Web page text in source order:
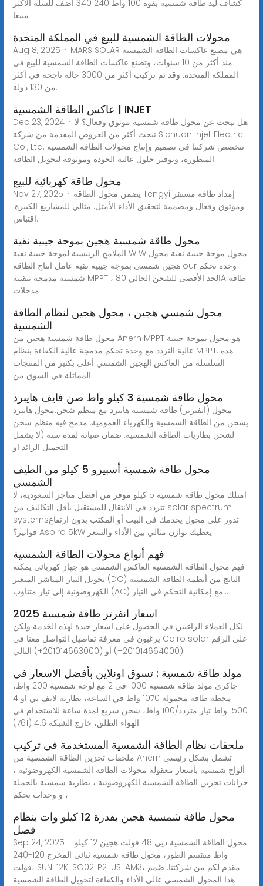
كشاف ليد طاقه شمسيه بقوة 100 واط 240 340 أضف للسلة الاكثر
مبيعا
محولات الطاقة الشمسية للبيع في المملكة المتحدة
Aug 8, 2025 · MARS SOLAR هي مصنع عاكسات الطاقة الشمسية
منذ أكثر من 10 سنوات، وتصنع عاكسات الطاقة الشمسية للبيع في
المملكة المتحدة. وقد تم تركيب أكثر من 3000 حالة ناجحة في أكثر
من 130 دولة.
عاكس الطاقة الشمسية | INJET
Dec 23, 2024 · هل تبحث عن محول طاقة شمسية موثوق وفعال؟ لا
تبحث أكثر من العروض المقدمة من شركة Sichuan Injet Electric
Co., Ltd. تتخصص شركتنا في تصميم وإنتاج محولات الطاقة الشمسية
المتطورة، وتوفير حلول عالية الجودة وموثوقة لتحويل الطاقة
محول طاقة كهربائية للبيع
Nov 27, 2025 · يضمن محول الطاقة Tengyi إمداد طاقة مستقر
وموثوق وفعال ومصممة لتحقيق الأداء الأمثل. مثالي للمشاريع الكبيرة.
اقتباس.
محول طاقة شمسية هجين بموجة جيبية نقية
الملامح الرئيسية لموجة جيبية نقية W W محول موجة جيبية نقية محول
هجين شمسي بموجة جيبية نقية عامل انتاج الطاقة our وحدة تحكم
شمسية مدمجة بتقنية MPPT ، الحد الأقصى للشحن الحالي 80A طاقة
مدخلات
محول شمسي هجين ، محول هجين لنظام الطاقة
الشمسية
محول طاقة شمسية هجين من Anern MPPT هو محول بموجة جيبية
عالية التردد مع وحدة تحكم مدمجة عالية الكفاءة بنظام MPPT. هذه
السلسلة من العاكس الهجين الشمسي أعلى بكثير من المنتجات
المماثلة في السوق من
محول طاقة شمسية 3 كيلو واط صن فايف هايبرد
محول (انفيرتر) طاقة شمسية هايبرد مع منظم شحن.محول هايبرد
يشحن من الطاقة الشمسية والكهرباء العمومية. مدمج فيه منظم شحن
لشحن بطاريات الطاقة الشمسية. ضمان صيانة لمدة سنة (لا يشمل
التحميل الزائد او
محول طاقة شمسية أسبيرو 5 كيلو من الطيف
الشمسي
امتلك محول طاقة شمسية 5 كيلو موفر من أفضل متاجر السعودية، لا
تتردد في الانتقال للمستقبل بأقل التكاليف من solar spectrum
systemsتدور على محول يخدمك في البيت أو المكتب بدون ارتفاع
فواتير؟ Aspiro 5kW يعطيك توازن مثالي بين الأداء والسعر
فهم أنواع محولات الطاقة الشمسية
فهم محول الطاقة الشمسية العاكس الشمسي هو جهاز كهربائي يمكنه
تحويل التيار المباشر المتغير (DC) الناتج من أنظمة الطاقة الشمسية
الكهروضوئية إلى تيار متناوب (AC) مع إمكانية التحكم في التيار...
اسعار انفرتر طاقة شمسية 2025
لكل العملاء الراغبين في الحصول على اسعار جيدة لهذه الخدمة ولكن
يرغبون في معرفة تفاصيل التواصل معنا في Cairo solar على الرقم
التالي (‎+201014663000) أو (‎+201014664000).
مولد طاقة شمسية : تسوق اونلاين بأفضل الاسعار في
جاكري مولد طاقة شمسية 1000 في 2 مع لوحة شمسية 200 واط،
محطة طاقة محمولة 1070 واط في الساعة، بطارية لايف بي او 4
1500 واط تيار متردد/100 واط، شحن سريع لمدة ساعة للاستخدام في
الهواء الطلق، خارج الشبكة 4.6 (761)
ملحقات نظام الطاقة الشمسية المستخدمة في تركيب
ملحقات تخزين الطاقة الشمسية من Anern تشمل بشكل رئيسي
ألواح شمسية بأسعار معقولة محولات الطاقة الشمسية الكهروضوئية ،
خزانات تخزين الطاقة الشمسية الكهروضوئية ، بطارية شمسية بالجملة
، و وحدات تحكم
محول طاقة شمسية هجين بقدرة 12 كيلو وات بنظام
فصل
Sep 24, 2025 · محول الطاقة الشمسية ديي 48 فولت هجين 12 كيلو
واط منقسم الطور، محول طاقة شمسية ثنائي المخرج 120-240
فولت، SUN-12K-SG02LP2-US-AM3، مقدم لكم من شركتنا. صُمم
هذا المحول الشمسي عالي الأداء والكفاءة لتحويل الطاقة الشمسية